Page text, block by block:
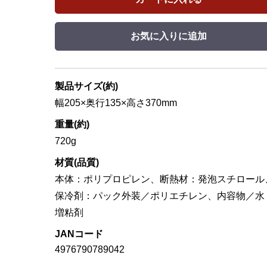
お気に入りに追加
製品サイズ(約)
幅205×奥行135×高さ370mm
重量(約)
720g
材質(品質)
本体：ポリプロピレン、断熱材：発泡スチロール
保冷剤：パック外装／ポリエチレン、内容物／水
増粘剤
JANコード
4976790789042